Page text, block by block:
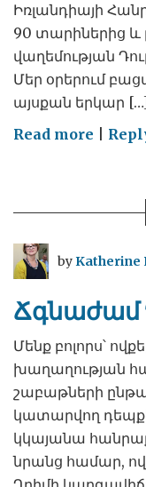
Իռլանդիայի
90 տարիներից և
վաղեմության
Մեր օրերում
այսքան երկար
Read more on
հոգոց
են
հանում
byKatherine
Ճգնաժամ
Մենք բոլորս՝
խաղաղության
շաբաթների
կատարվող
կկայանա
նրանց համար,